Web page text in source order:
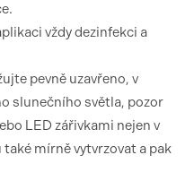
vždy dezinfekci a
pevně uzavřeno, v
slunečního světla, pozor
LED zářivkami nejen v
mírně vytvrzovat a pak